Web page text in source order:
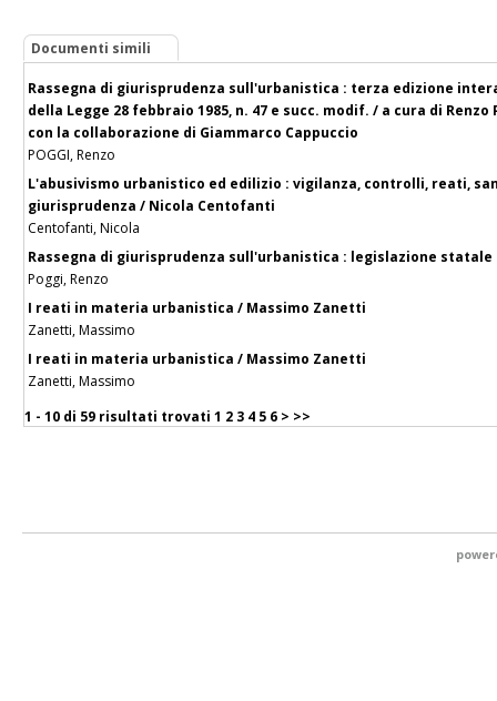
Documenti simili
Rassegna di giurisprudenza sull'urbanistica : terza edizione
della Legge 28 febbraio 1985, n. 47 e succ. modif. / a cura di
con la collaborazione di Giammarco Cappuccio
POGGI, Renzo
L'abusivismo urbanistico ed edilizio : vigilanza, controlli, reati,
giurisprudenza / Nicola Centofanti
Centofanti, Nicola
Rassegna di giurisprudenza sull'urbanistica : legislazione statale
Poggi, Renzo
I reati in materia urbanistica / Massimo Zanetti
Zanetti, Massimo
I reati in materia urbanistica / Massimo Zanetti
Zanetti, Massimo
1 - 10 di 59 risultati trovati 1 2 3 4 5 6 > >>